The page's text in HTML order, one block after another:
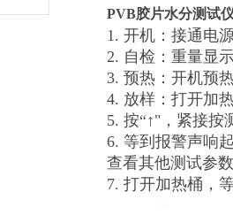
PVB胶片水分测试
1. 开机：接通
2. 自检：重量显
3. 预热：开机
4. 放样：打开
5. 按“↑"，紧接
6. 等到报警声响
查看其他测试
7. 打开加热桶，